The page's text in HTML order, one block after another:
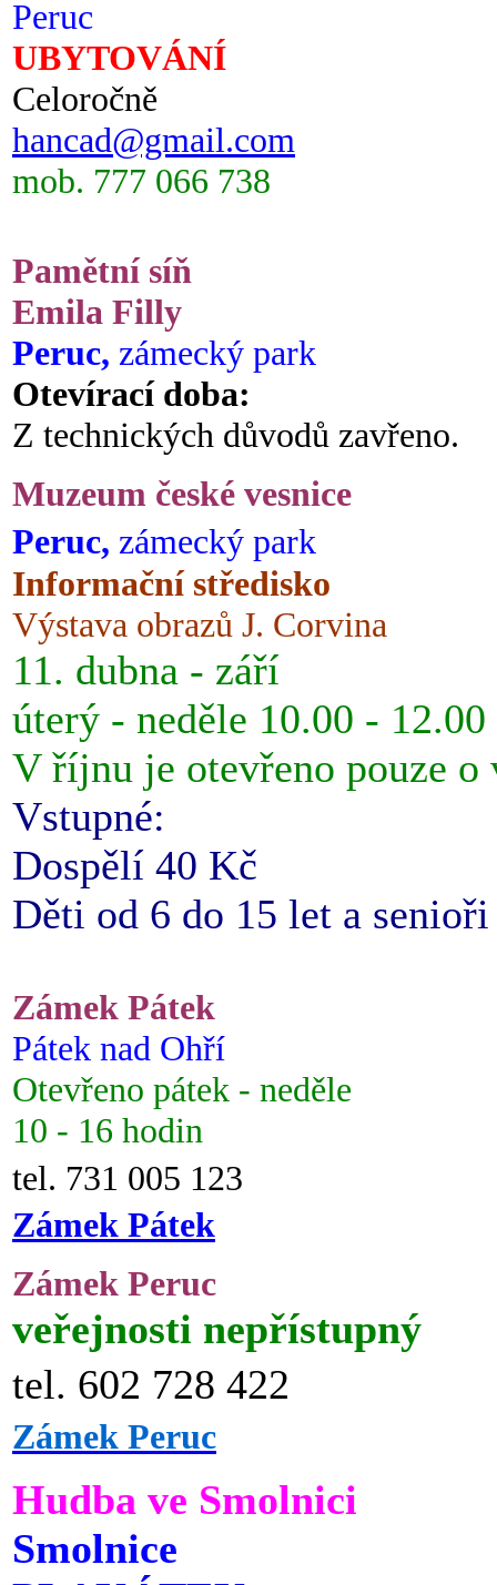
Peruc
UBYTOVÁNÍ
Celoročně
hancad@gmail.com
mob. 777 066 738
Pamětní síň
Emila Filly
Peruc, zámecký park
Otevírací doba:
Z technických důvodů zavřeno.
Muzeum české vesnice
Peruc, zámecký park
Informační středisko
Výstava obrazů J. Corvina
11. dubna - září
úterý - neděle 10.00 -
V říjnu je otevřeno pouze o
Vstupné:
Dospělí 40 Kč
Děti od 6 do 15 let a
Zámek Pátek
Pátek nad Ohří
Otevřeno pátek - neděle
10 - 16 hodin
tel. 731 005 123
Zámek Pátek
Zámek Peruc
veřejnosti nepřístupný
tel. 602 728 422
Zámek Peruc
Hudba ve Smolnici
Smolnice